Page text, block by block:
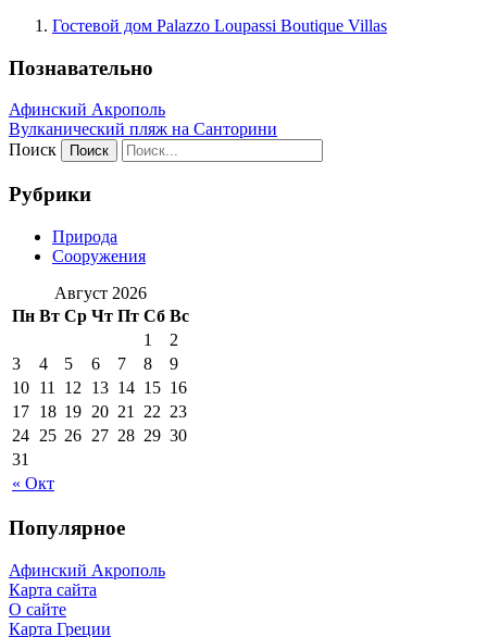
Гостевой дом Palazzo Loupassi Boutique Villas
Познавательно
Афинский Акрополь
Вулканический пляж на Санторини
Поиск
Рубрики
Природа
Сооружения
Август 2026
Пн Вт Ср Чт Пт Сб Вс
« Окт
1
2
3
4 5 6 7 8
9
10 11 12 13 14 15 16
17 18 19 20 21 22 23
24 25 26 27 28 29 30
31
Популярное
Афинский Акрополь
Карта сайта
О сайте
Карта Греции